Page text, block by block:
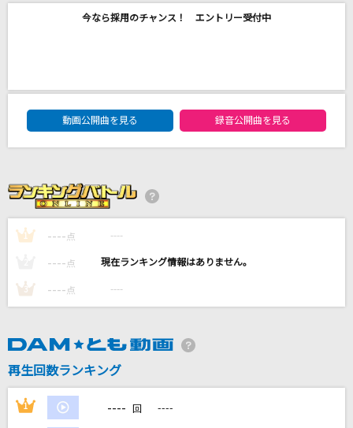
プラトー
松山千春
新学期アラカルト
サマー・ステーション
平田志穂子
今なら採用のチャンス！ エントリー受付中
DAM★ともボーカルエントリーランキング
動画公開曲を見る
録音公開曲を見る
1 ---- 点 ----
---- 点 ----
3 ---- 点 ----
再生回数ランキング
1 ---- 回 ----